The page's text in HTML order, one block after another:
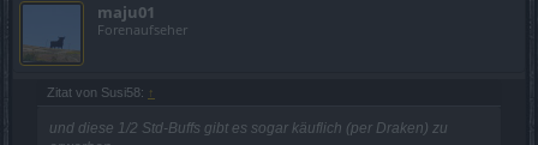
maju01
Forenaufseher
Zitat von Susi58: ↑
und diese 1/2 Std-Buffs gibt es sogar käuflich (per Draken) zu